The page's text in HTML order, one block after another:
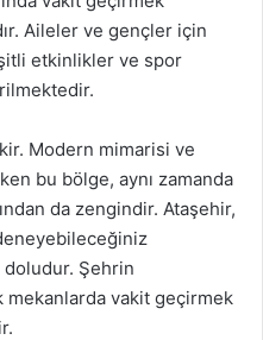
Aileler ve gençler için
etkinlikler ve spor
Modern mimarisi ve
bu bölge, aynı zamanda
da zengindir. Ataşehir,
Şehrin
mekanlarda vakit geçirmek